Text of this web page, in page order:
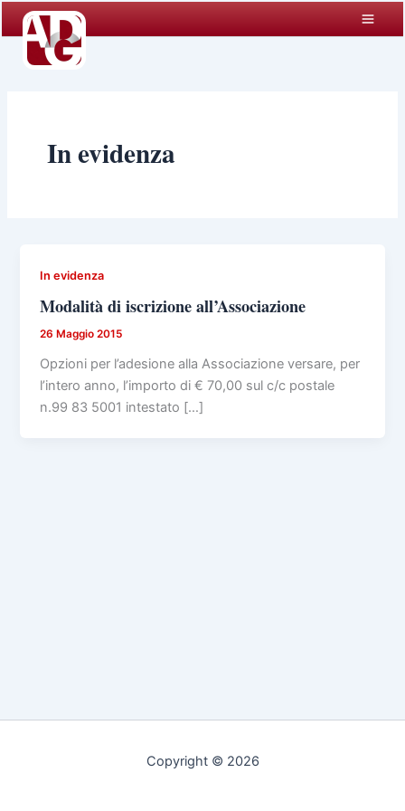
contenuto
In evidenza
In evidenza
Modalità di iscrizione all’Associazione
26 Maggio 2015
Opzioni per l’adesione alla Associazione versare, per
l’intero anno, l’importo di € 70,00 sul c/c postale
n.99 83 5001 intestato […]
Copyright © 2026